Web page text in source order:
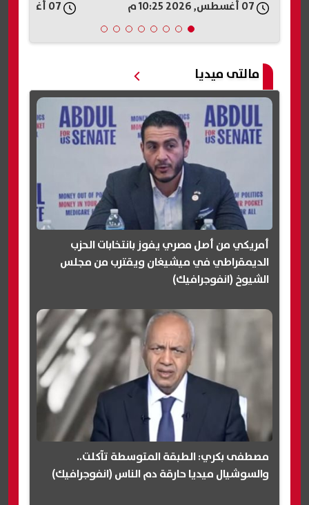
مالتى ميديا
أمريكي من أصل مصري يفوز بانتخابات الحزب
الديمقراطي في ميشيغان ويقترب من مجلس
الشيوخ (انفوجرافيك)
مصطفى بكري: الطبقة المتوسطة تآكلت..
والسوشيال ميديا حارقة دم الناس (انفوجرافيك)